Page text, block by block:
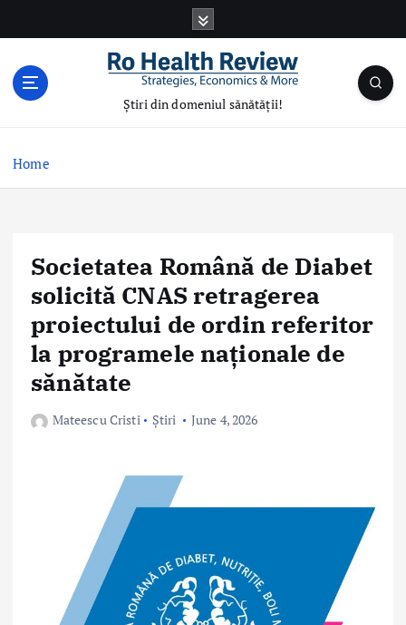
Știri din domeniul sănătății!
Home
Societatea Română de Diabet
solicită CNAS retragerea
proiectului de ordin referitor
la programele naţionale de
sănătate
Mateescu Cristi Știri June 4, 2026